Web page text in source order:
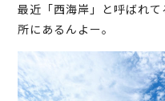
最近「西海岸」と呼ばれ
所にあるんよー。